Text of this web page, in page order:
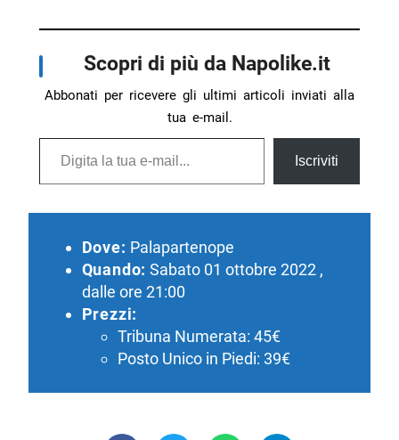
Scopri di più da Napolike.it
Abbonati per ricevere gli ultimi articoli inviati alla
tua e-mail.
Digita la tua e-mail...
Iscriviti
Dove: Palapartenope
Quando: Sabato 01 ottobre 2022 ,
dalle ore 21:00
Prezzi:
Tribuna Numerata: 45€
Posto Unico in Piedi: 39€